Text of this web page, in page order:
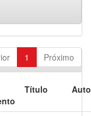
1 Próximo
Título